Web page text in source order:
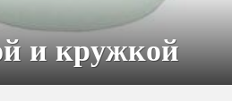
и кружкой